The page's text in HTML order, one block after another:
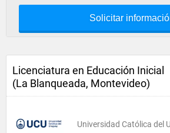
Solicitar
Licenciatura en Educación Inicial
(La Blanqueada, Montevideo)
Universidad Católica del